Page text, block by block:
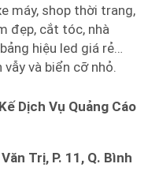
máy, shop thời trang,
đẹp, cắt tóc, nhà
hiệu led giá rẻ…
và biển cỡ nhỏ.
Dịch Vụ Quảng Cáo
Trị, P. 11, Q. Bình